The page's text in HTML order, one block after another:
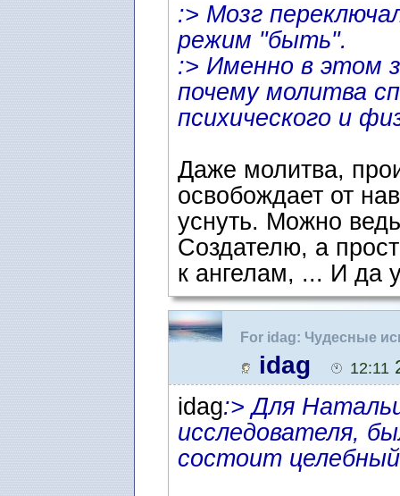
:> Мозг
режим "быть".
:> Именно в этом
почему молитва
психического и
Даже молитва,
освобождает от
уснуть. Можно
Создателю, а
к ангелам, ... И да
For idag: Чудесные
idag 12:11
idag:> Для
исследователя,
состоит